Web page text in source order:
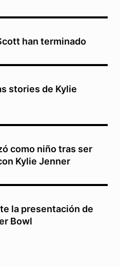
han terminado
stories de Kylie
como niño tras ser
Kylie Jenner
la presentación de
Bowl